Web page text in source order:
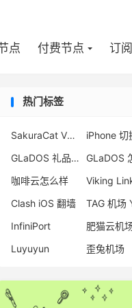
点 付费节点 订
热门标签
SakuraCat VPN iPhone 切
GLaDOS 礼品码
咖啡云怎么样
Viking
Clash iOS 翻墙
InfiniPort
肥猫云机
Luyuyun
歪兔机场